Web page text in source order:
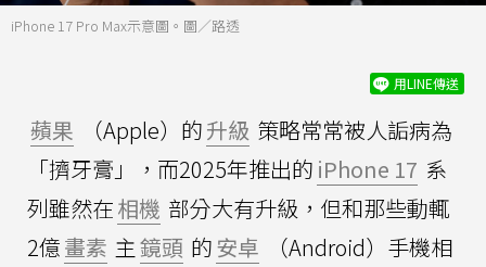
iPhone 17 Pro Max示意圖。圖／路透
用LINE傳送
蘋果 （Apple）的升級 策略常常被人詬病為
「擠牙膏」，而2025年推出的 iPhone 17 系
列雖然在相機 部分大有升級，但和那些動輒
2億畫素 主鏡頭 的安卓
（Android）手機相